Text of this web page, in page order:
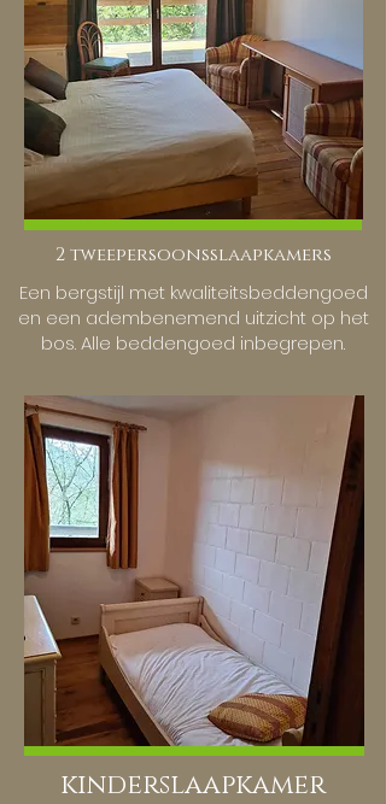
2 tweepersoonsslaapkamers
Een bergstijl met kwaliteitsbeddengoed
en een adembenemend uitzicht op het
bos. Alle beddengoed inbegrepen.
kinderslaapkamer